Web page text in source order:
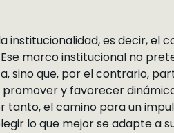
es decir, el
marco institucional no
sino que, por el contrario,
y favorecer
tanto, el camino para un
lo que mejor se adapte a